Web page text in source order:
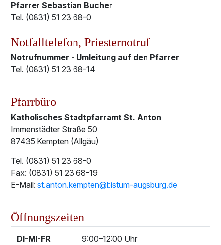
Pfarrer Sebastian Bucher
Tel. (0831) 51 23 68-0
Notfalltelefon, Priesternotruf
Notrufnummer - Umleitung auf den Pfarrer
Tel. (0831) 51 23 68-14
Pfarrbüro
Katholisches Stadtpfarramt St. Anton
Immenstädter Straße 50
87435 Kempten (Allgäu)
Tel. (0831) 51 23 68-0
Fax: (0831) 51 23 68-19
E-Mail:st.anton.kempten@bistum-augsburg.de
Öffnungszeiten
DI-MI-FR 9:00–12:00 Uhr